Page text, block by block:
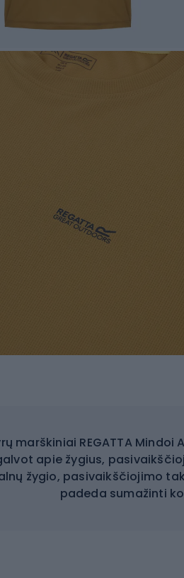
marškiniai REGATTA
apie žygius,
žygio, pasivaikščiojimo
padeda sumažinti